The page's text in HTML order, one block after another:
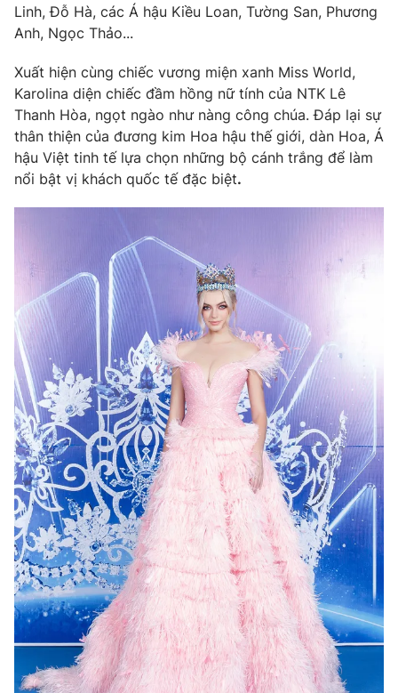
Phim VTV
Nhân vật
Khán giả
Giải sao mai
Giải trí
Điện ảnh
Âm nhạc
Sao
Đời sống
Du lịch
Làm đẹp
Giáo dục
Tuyển sinh
Học trực tuyến
Công nghệ
Sản phẩm
Thị trường
Tư vấn
Giao lưu trực tuyến
Lịch phát sóng
Chuyên mục khác
Emagazine Podcast
Photo Infographic
Video Shorts video
VTV Money VTV Thể thao
VTV Sức khoẻ Bất động sản
Thị trường 24h Tấm lòng Việt
Linh, Đỗ Hà, các Á hậu Kiều Loan, Tường San, Phương
Anh, Ngọc Thảo...
Xuất hiện cùng chiếc vương miện xanh Miss World,
Karolina diện chiếc đầm hồng nữ tính của NTK Lê
Thanh Hòa, ngọt ngào như nàng công chúa. Đáp lại sự
thân thiện của đương kim Hoa hậu thế giới, dàn Hoa, Á
hậu Việt tinh tế lựa chọn những bộ cánh trắng để làm
nổi bật vị khách quốc tế đặc biệt.